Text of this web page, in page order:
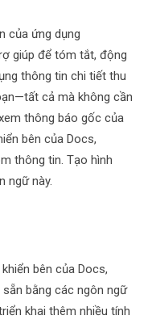
của ứng dụng
giúp để tóm tắt, động
thông tin chi tiết thu
cả mà không cần
thông báo gốc của
bên của Docs,
thông tin. Tạo hình
ngữ này.
bên của Docs,
bằng các ngôn ngữ
khai thêm nhiều tính